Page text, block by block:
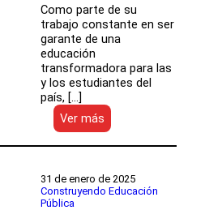
Como parte de su
trabajo constante en ser
garante de una
educación
transformadora para las
y los estudiantes del
país, […]
Ver más
DEP
brinda
a
establecimientos
31 de enero de 2025
Construyendo Educación
Pública